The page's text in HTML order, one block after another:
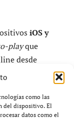
como las
del dispositivo. El
datos como el
iOS y
playque
desde
del
Padel